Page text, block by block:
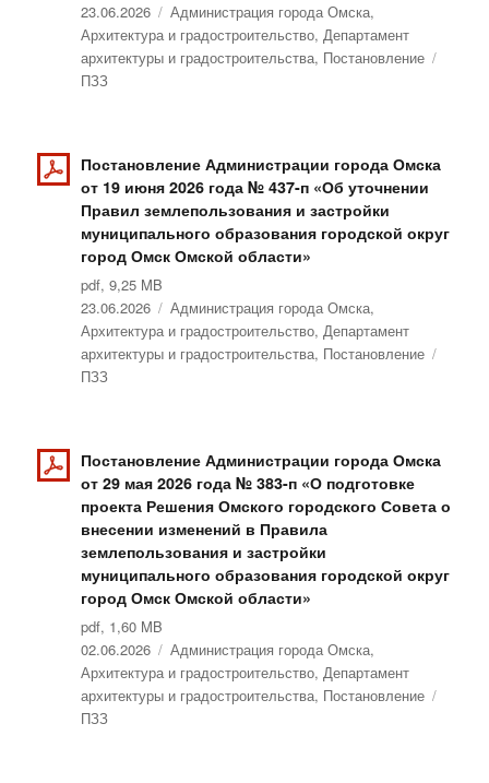
Опубликовано
23.06.2026 Рубрики
Администрация города Омска,
Архитектура и градостроительство,Департамент
архитектуры и градостроительства, Постановление
ПЗЗ
Постановление Администрации города Омска
от 19 июня 2026 года № 437-п «Об уточнении
Правил землепользования и застройки
муниципального образования городской округ
город Омск Омской области»
pdf, 9,25 MB
Опубликовано
23.06.2026 Рубрики
Администрация города Омска,
Архитектура и градостроительство,Департамент
архитектуры и градостроительства, Постановление
ПЗЗ
Постановление Администрации города Омска
от 29 мая 2026 года № 383-п «О подготовке
проекта Решения Омского городского Совета о
внесении изменений в Правила
землепользования и застройки
муниципального образования городской округ
город Омск Омской области»
pdf, 1,60 MB
Опубликовано
02.06.2026 Рубрики
Администрация города Омска,
Архитектура и градостроительство,Департамент
архитектуры и градостроительства, Постановление
ПЗЗ